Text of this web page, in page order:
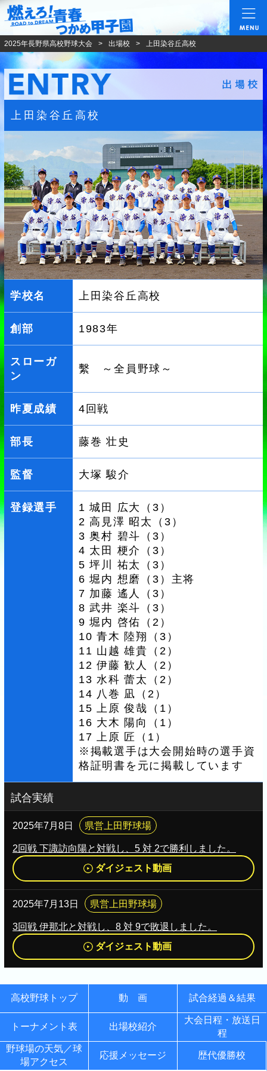
燃えろ!青春 つかめ
2025年長野県高校野球大会 出場校 上田染谷丘高校
上田染谷丘高校
学校名 上田染谷丘高校
創部 1983年
スローガ
ン
繫 ～全員野球～
昨夏成績 4回戦
部長 藤巻 壮史
監督 大塚 駿介
登録選手
1 城田 広大（3）
2 高見澤 昭太（3）
3 奥村 碧斗（3）
4 太田 梗介（3）
5 坪川 祐太（3）
6 堀内 想磨（3）主将
7 加藤 遙人（3）
8 武井 楽斗（3）
9 堀内 啓佑（2）
10 青木 陸翔（3）
11 山越 雄貴（2）
12 伊藤 歓人（2）
13 水科 蕾太（2）
14 八巻 凪（2）
15 上原 俊哉（1）
16 大木 陽向（1）
17 上原 匠（1）
※掲載選手は大会開始時の選手資
格証明書を元に掲載しています
試合実績
2025年7月8日 県営上田野球場
2回戦 下諏訪向陽と対戦し、5 対 2で勝利しました。
ダイジェスト動画
2025年7月13日 県営上田野球場
3回戦 伊那北と対戦し、8 対 9で敗退しました。
ダイジェスト動画
高校野球トップ 動 画 試合経過＆結果
トーナメント表 出場校紹介
大会日程・放送日
程
野球場の天気／球
場アクセス
応援メッセージ 歴代優勝校